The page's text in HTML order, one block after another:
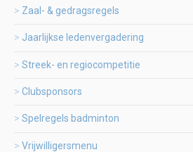
Zaal- & gedragsregels
Jaarlijkse ledenvergadering
Streek- en regiocompetitie
Clubsponsors
Spelregels badminton
Vrijwilligersmenu